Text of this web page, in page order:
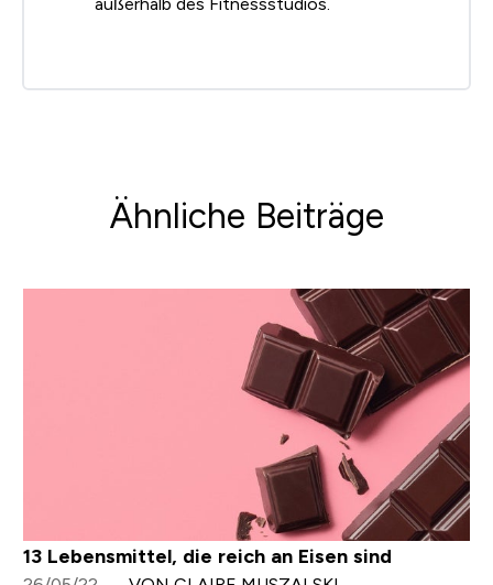
außerhalb des Fitnessstudios.
Ähnliche Beiträge
13 Lebensmittel, die reich an Eisen sind